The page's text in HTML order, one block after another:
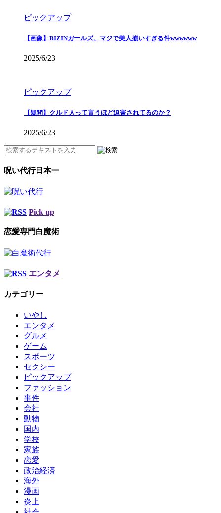
ピックアップ
【画像】RIZINガールズ、マジで美人揃いすぎる件wwwwww
2025/6/23
ピックアップ
【疑問】クルド人って言うほど迫害されてるのか？
2025/6/23
呪い代行日本一
Pick up
恋愛専門白魔術
エンタメ
カテゴリー
いやし
エンタメ
グルメ
ゲーム
スポーツ
セクシー
ピックアップ
ファッション
事件
会社
動物
国内
学校
家族
恋愛
政治経済
海外
漫画
炎上